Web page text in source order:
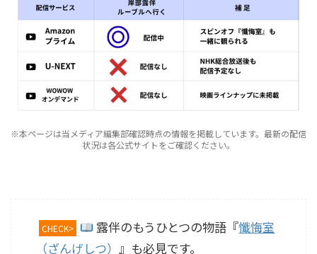
※本ページは当メディア編集部確認時点の情報を掲載しています。最新の配信
状況は各公式サイトをご確認ください。
CHECK> 露伴のもうひとつの物語『懺悔室
（ざんげしつ） 』も必見です。